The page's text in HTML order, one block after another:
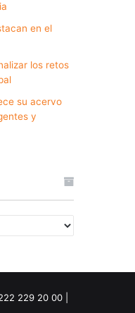
en el
los retos
su acervo
y
229 20 00 |